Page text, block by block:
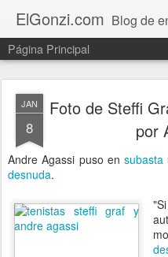
ElGonzi.com Blog de entretenimiento, chismes,
Página Principal
JAN
8
Foto de Steffi
por
Andre Agassi puso ensubasta
desnuda.